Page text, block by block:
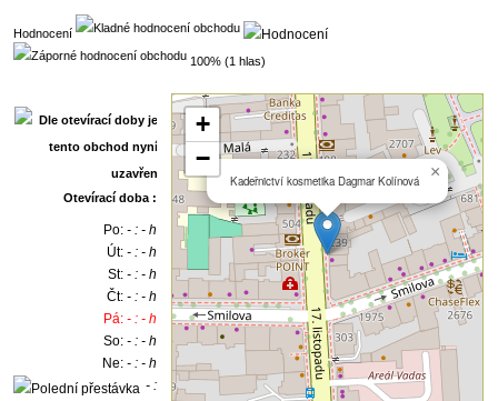
Hodnocení
100% (1 hlas)
Otevírací doba :
Po:- : - h
Út:- : - h
St:- : - h
Čt:- : - h
Pá:- : - h
So:- : - h
Ne:- : - h
- :
Kadeřnictví kosmetika Dagmar Kolínová ×
+
−